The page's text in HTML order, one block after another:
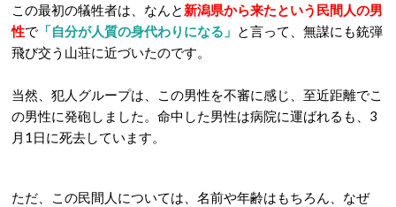
この最初の犠牲者は、なんと 新潟県から来たという民間人の男
性で 「自分が人質の身代わりになる」 と言って、無謀にも銃弾
飛び交う山荘に近づいたのです。
当然、犯人グループは、この男性を不審に感じ、至近距離でこ
の男性に発砲しました。命中した男性は病院に運ばれるも、3
月1日に死去しています。
ただ、この民間人については、名前や年齢はもちろん、なぜ